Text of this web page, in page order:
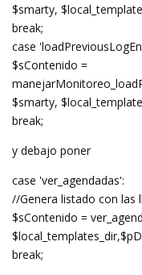
$smarty,
break;
case
$sContenido =
$smarty,
break;
y debajo poner
case 'ver_agendadas':
//Genera listado con las
$sContenido =
break;